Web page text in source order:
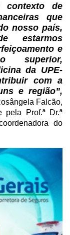
contexto de
que
nosso país,
estarmos
e
superior,
da UPE-
com a
e região”,
Falcão,
Prof.ª Dr.ª
do